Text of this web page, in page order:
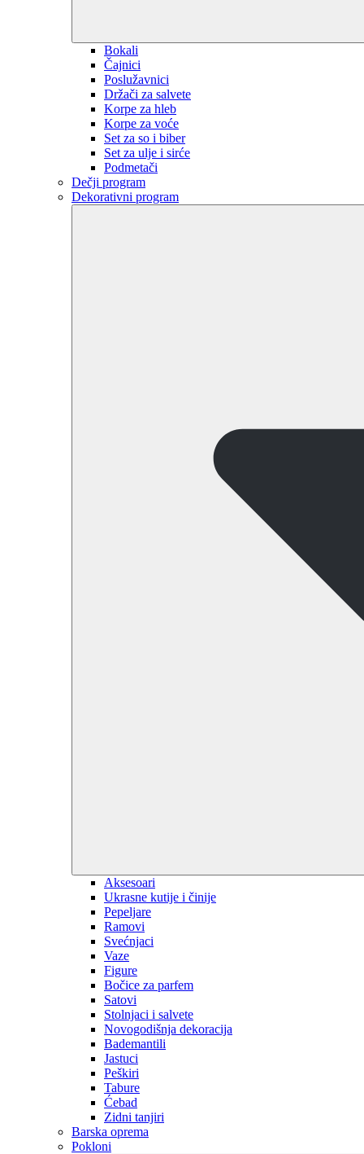
Bokali
Čajnici
Poslužavnici
Držači za salvete
Korpe za hleb
Korpe za voće
Set za so i biber
Set za ulje i sirće
Podmetači
Dečji program
Dekorativni program
Aksesoari
Ukrasne kutije i činije
Pepeljare
Ramovi
Svećnjaci
Vaze
Figure
Bočice za parfem
Satovi
Stolnjaci i salvete
Novogodišnja dekoracija
Bademantili
Jastuci
Peškiri
Tabure
Ćebad
Zidni tanjiri
Barska oprema
Pokloni